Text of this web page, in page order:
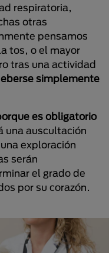
respiratoria,
otras
pensamos
tos, o el mayor
tras una actividad
simplemente
es obligatorio
una auscultación
exploración
serán
el grado de
por su corazón.